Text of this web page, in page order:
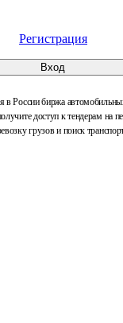
Регистрация
Вход
России биржа
доступ к тендерам на
грузов и поиск